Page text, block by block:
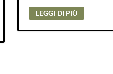
LEGGI DI PIÙ